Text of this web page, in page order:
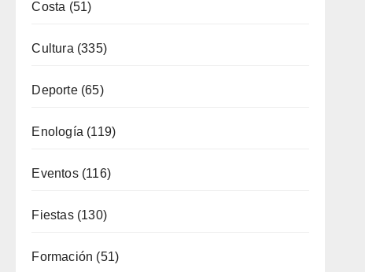
Enología(119)
Eventos(116)
Fiestas(130)
Formación(51)
Fotoperiodismo
Gastronomía(173)
General(792)